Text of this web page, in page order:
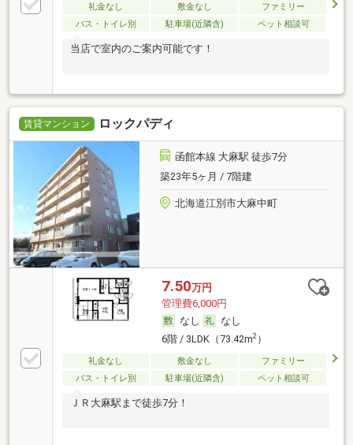
礼金なし 敷金なし
ファミリー
バス・トイレ別
駐車場(近隣含) ペット相談可
当店で室内のご案内可能です！
賃貸マンション ロックパディ
函館本線 大麻駅 徒歩7分
築23年5ヶ月 / 7階建
北海道江別市大麻中町
7.50万円
管理費6,000円
なし
なし
6階 / 3LDK（73.42m2）
礼金なし 敷金なし
ファミリー
バス・トイレ別
駐車場(近隣含) ペット相談可
ＪＲ大麻駅まで徒歩7分！